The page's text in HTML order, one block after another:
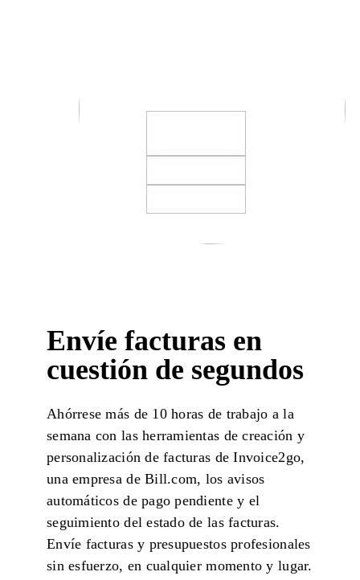
Envíe facturas en
cuestión de segundos
Ahórrese más de 10 horas de trabajo a la
semana con las herramientas de creación y
personalización de facturas deInvoice2go,
una empresa de Bill.com, los avisos
automáticos de pago pendiente y el
seguimiento del estado de las facturas.
Envíe facturas y presupuestos profesionales
sin esfuerzo, en cualquier momento y lugar.